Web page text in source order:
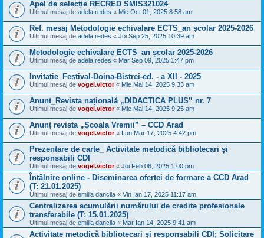
Apel de selecție RECRED SMIS321024
Ultimul mesaj de adela redes « Mie Oct 01, 2025 8:58 am
Ref. mesaj Metodologie echivalare ECTS_an școlar 2025-2026
Ultimul mesaj de adela redes « Joi Sep 25, 2025 10:39 am
Metodologie echivalare ECTS_an școlar 2025-2026
Ultimul mesaj de adela redes « Mar Sep 09, 2025 1:47 pm
Invitație_Festival-Doina-Bistrei-ed. - a XII - 2025
Ultimul mesaj de vogel.victor« Mie Mai 14, 2025 9:33 am
Anunt_Revista națională „DIDACTICA PLUS” nr. 7
Ultimul mesaj de vogel.victor« Mie Mai 14, 2025 9:25 am
Anunț revista „Școala Vremii” – CCD Arad
Ultimul mesaj de vogel.victor« Lun Mar 17, 2025 4:42 pm
Prezentare de carte_ Activitate metodică bibliotecari și
responsabili CDI
Ultimul mesaj de vogel.victor« Joi Feb 06, 2025 1:00 pm
Întâlnire online - Diseminarea ofertei de formare a CCD Arad
(T: 21.01.2025)
Ultimul mesaj de emilia dancila « Vin Ian 17, 2025 11:17 am
Centralizarea acumulării numărului de credite profesionale
transferabile (T: 15.01.2025)
Ultimul mesaj de emilia dancila « Mar Ian 14, 2025 9:41 am
Activitate metodică bibliotecari și responsabili CDI; Solicitare